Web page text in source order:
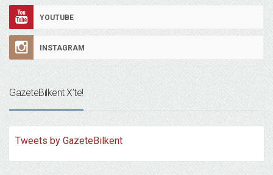
YOUTUBE
INSTAGRAM
GazeteBilkent X’te!
Tweets by GazeteBilkent